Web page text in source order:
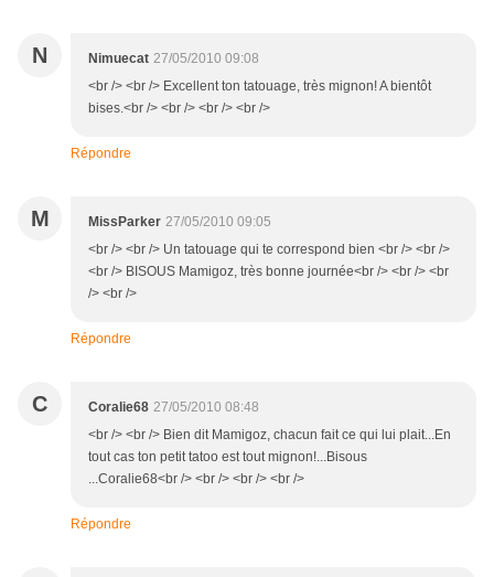
N Nimuecat 27/05/2010 09:08
<br /> <br /> Excellent ton tatouage, très mignon! A bientôt
bises.<br /> <br /> <br /> <br />
Répondre
M MissParker 27/05/2010 09:05
<br /> <br /> Un tatouage qui te correspond bien <br /> <br />
<br /> BISOUS Mamigoz, très bonne journée<br /> <br /> <br
/> <br />
Répondre
C Coralie68 27/05/2010 08:48
<br /> <br /> Bien dit Mamigoz, chacun fait ce qui lui plait...En
tout cas ton petit tatoo est tout mignon!...Bisous
...Coralie68<br /> <br /> <br /> <br />
Répondre